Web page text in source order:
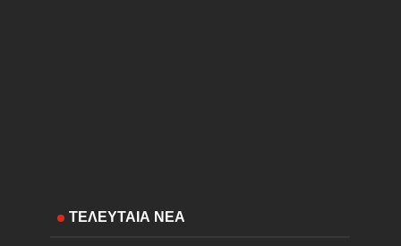
ΤΕΛΕΥΤΑΙΑ ΝΕΑ